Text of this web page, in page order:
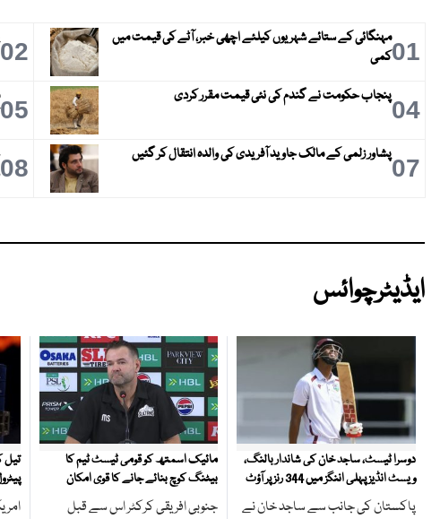
01مہنگائی کے ستائے شہریوں کیلئے اچھی خبر، آٹے کی قیمت میں
کمی
02
04پنجاب حکومت نے گندم کی نئی قیمت مقرر کردی 05
07پشاور زلمی کے مالک جاوید آفریدی کی والدہ انتقال کر گئیں 08
ایڈیٹرچوائس
دوسرا ٹیسٹ، ساجد خان کی شاندار بالنگ،
ویسٹ انڈیز پہلی اننگز میں 344 رنز پر آؤٹ
پاکستان کی جانب سے ساجد خان نے
مائیک اسمتھ کو قومی ٹیسٹ ٹیم کا
بیٹنگ کوچ بنائے جانے کا قوی امکان
جنوبی افریقی کرکٹر اس سے قبل
تیل